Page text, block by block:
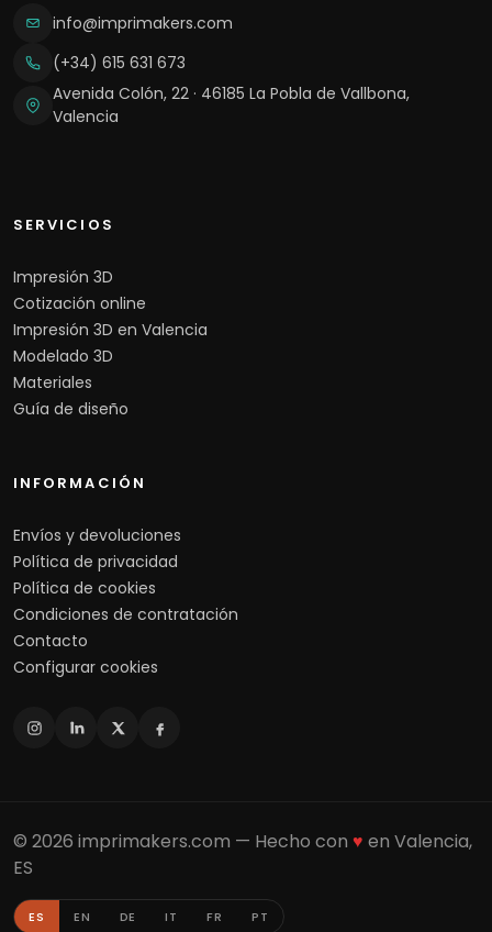
info@imprimakers.com
(+34) 615 631 673
Avenida Colón, 22 · 46185 La Pobla de Vallbona,
Valencia
SERVICIOS
Impresión 3D
Cotización online
Impresión 3D en Valencia
Modelado 3D
Materiales
Guía de diseño
INFORMACIÓN
Envíos y devoluciones
Política de privacidad
Política de cookies
Condiciones de contratación
Contacto
Configurar cookies
© 2026 imprimakers.com — Hecho con ♥ en Valencia,
ES
ES EN DE IT FR PT